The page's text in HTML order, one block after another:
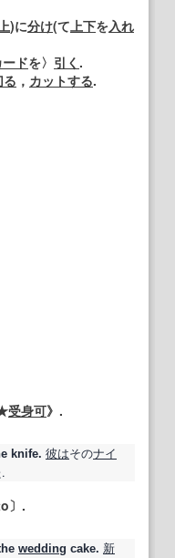
)に分け(て上下を入れ
ードを〉 引く .
る ， カットする.
受身可》.
knife. 彼はそのナイ
〕.
wedding cake. 新